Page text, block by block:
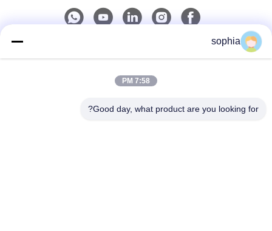
sophia
7:58 PM
Good day, what product are you looking for?